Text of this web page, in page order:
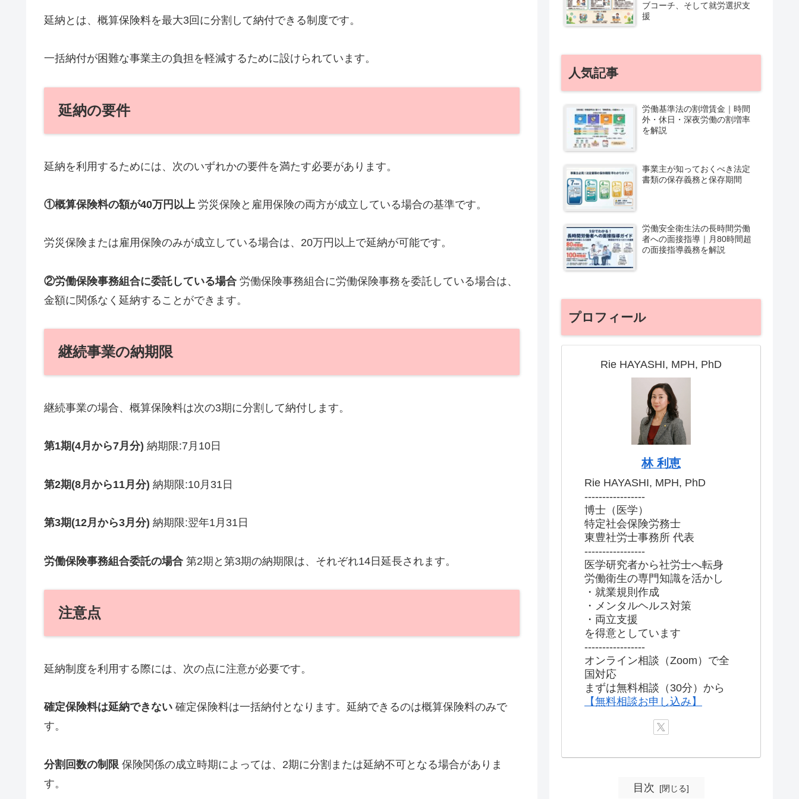
延納とは、概算保険料を最大3回に分割して納付できる制度です。
一括納付が困難な事業主の負担を軽減するために設けられています。
延納の要件
延納を利用するためには、次のいずれかの要件を満たす必要があります。
①概算保険料の額が40万円以上 労災保険と雇用保険の両方が成立している場合の基準です。
労災保険または雇用保険のみが成立している場合は、20万円以上で延納が可能です。
②労働保険事務組合に委託している場合 労働保険事務組合に労働保険事務を委託している場合は、
金額に関係なく延納することができます。
継続事業の納期限
継続事業の場合、概算保険料は次の3期に分割して納付します。
第1期(4月から7月分) 納期限:7月10日
第2期(8月から11月分) 納期限:10月31日
第3期(12月から3月分) 納期限:翌年1月31日
労働保険事務組合委託の場合 第2期と第3期の納期限は、それぞれ14日延長されます。
注意点
延納制度を利用する際には、次の点に注意が必要です。
確定保険料は延納できない 確定保険料は一括納付となります。延納できるのは概算保険料のみで
す。
分割回数の制限 保険関係の成立時期によっては、2期に分割または延納不可となる場合がありま
す。
ブコーチ、そして就労選択支
援
人気記事
労働基準法の割増賃金｜時間
外・休日・深夜労働の割増率
を解説
事業主が知っておくべき法定
書類の保存義務と保存期間
労働安全衛生法の長時間労働
者への面接指導｜月80時間超
の面接指導義務を解説
プロフィール
Rie HAYASHI, MPH, PhD
林 利恵
Rie HAYASHI, MPH, PhD
-----------------
博士（医学）
特定社会保険労務士
東豊社労士事務所 代表
-----------------
医学研究者から社労士へ転身
労働衛生の専門知識を活かし
・就業規則作成
・メンタルヘルス対策
・両立支援
を得意としています
-----------------
オンライン相談（Zoom）で全
国対応
まずは無料相談（30分）から
【無料相談お申し込み】
目次